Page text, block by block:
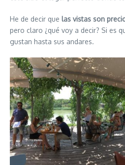
He de decir que las vistas son
pero claro ¿qué voy a decir? Si es
gustan hasta sus andares.